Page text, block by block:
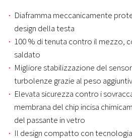
Diaframma meccanicamente
design della testa
100 % di tenuta contro il mezzo,
saldato
Migliore stabilizzazione del
turbolenze grazie al peso
Elevata sicurezza contro i
membrana del chip incisa
del passante in vetro
Il design compatto con